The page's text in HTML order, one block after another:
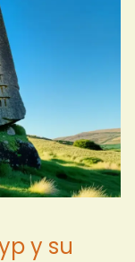
y su